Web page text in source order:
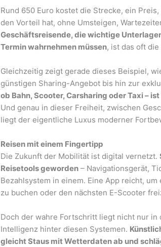
Rund 650 Euro kostet die Strecke, ein
den Vorteil hat, ohne Umsteigen,
Geschäftsreisende, die wichtige
Termin wahrnehmen müssen, ist das oft
Gleichzeitig zeigt gerade dieses Beispiel,
günstigen Sharing-Angebot bis hin zur
ob Bahn, Scooter, Carsharing oder Taxi –
Und genau in dieser Freiheit, zwischen
liegt der eigentliche Luxus moderner
Reisen mit einem Fingertipp
Die Zukunft der Mobilität ist digital vernetzt.
Reisetools geworden – Navigationsgerät,
Bezahlsystem in einem. Eine App reicht,
zu buchen oder den nächsten E-Scooter
Doch der wahre Fortschritt liegt nicht nur
Intelligenz hinter diesen Systemen.
gleicht Staus mit Wetterdaten ab und